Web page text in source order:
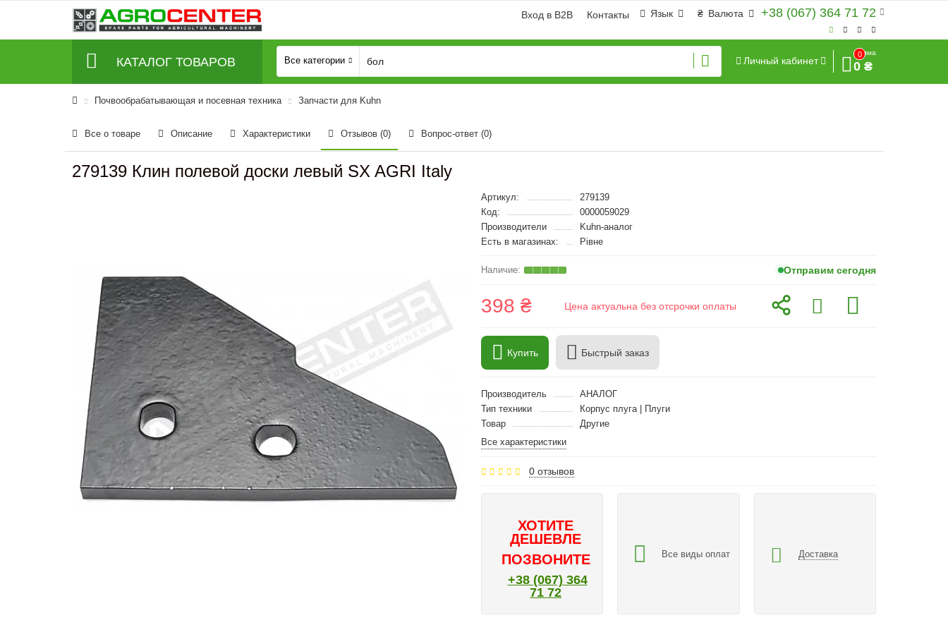
+38 (067) 364 71 72
₴ Валюта
Язык
Вход в B2B Контакты
КАТАЛОГ ТОВАРОВ Все категории Личный кабинет
0
Сумма
0 ₴
Почвообрабатывающая и посевная техника Запчасти для Kuhn
Все о товаре Описание Характеристики Отзывов (0) Вопрос-ответ (0)
279139 Клин полевой доски левый SX AGRI Italy
Артикул:
279139
Код:
0000059029
Производители
Kuhn-аналог
Есть в магазинах:
Рівне
Отправим сегодня
398 ₴ Цена актуальна без отсрочки оплаты
Купить Быстрый заказ
Производитель
АНАЛОГ
Тип техники
Корпус плуга | Плуги
Товар
Другие
Все характеристики
0 отзывов
ХОТИТЕ
ДЕШЕВЛЕ
ПОЗВОНИТЕ
+38 (067) 364
71 72
Все виды оплат Доставка